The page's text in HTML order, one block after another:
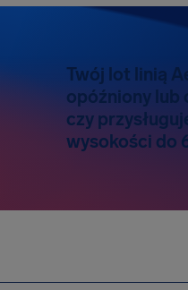
Twój lot linią
opóźniony lub
czy
wysokości do